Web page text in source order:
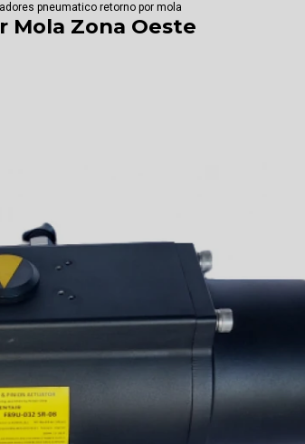
pneumatico retorno por mola
Zona Oeste